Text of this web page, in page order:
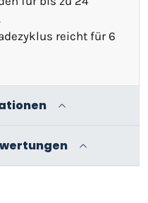
reicht für 6